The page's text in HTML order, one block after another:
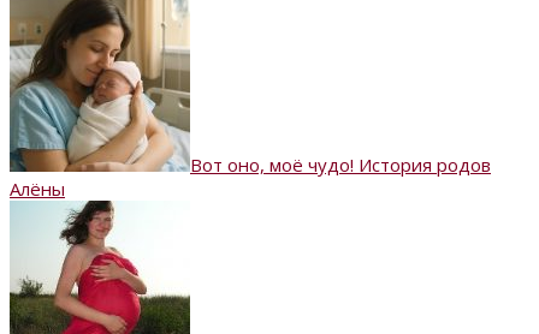
Вот оно, моё чудо! История родов
Алёны